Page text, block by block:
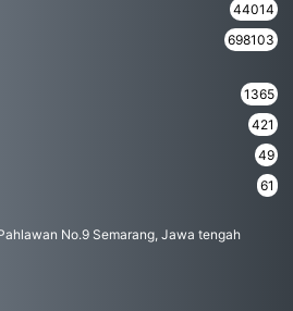
44014
698103
1365
421
49
61
No.9 Semarang, Jawa tengah